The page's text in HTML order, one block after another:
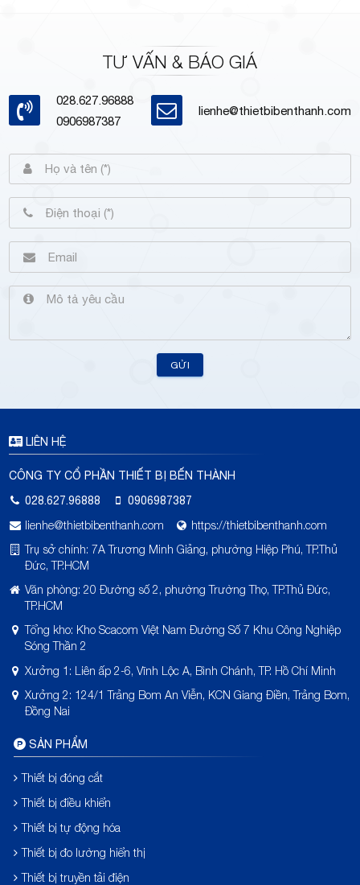
TƯ VẤN & BÁO GIÁ
028.627.96888
0906987387
lienhe@thietbibenthanh.com
GỬI
LIÊN HỆ
CÔNG TY CỔ PHẦN THIẾT BỊ BẾN THÀNH
028.627.96888
0906987387
lienhe@thietbibenthanh.com
https://thietbibenthanh.com
Trụ sở chính: 7A Trương Minh Giảng, phường Hiệp Phú, TP.Thủ
Đức, TP.HCM
Văn phòng: 20 Đường số 2, phường Trường Thọ, TP.Thủ Đức,
TP.HCM
Tổng kho: Kho Scacom Việt Nam Đường Số 7 Khu Công Nghiệp
Sóng Thần 2
Xưởng 1: Liên ấp 2-6, Vĩnh Lộc A, Bình Chánh, TP. Hồ Chí Minh
Xưởng 2: 124/1 Trảng Bom An Viễn, KCN Giang Điền, Trảng Bom,
Đồng Nai
SẢN PHẨM
Thiết bị đóng cắt
Thiết bị điều khiển
Thiết bị tự động hóa
Thiết bị đo lường hiển thị
Thiết bị truyền tải điện